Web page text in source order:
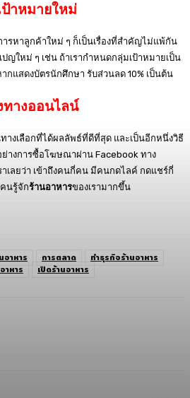
าหมายใหม่
ารหาลูกค้าใหม่ ๆ ก็เป็นเรื่องที่สำคัญไม่แพ้กัน
ญใหม่ ๆ เช่น ถ้าเรากำหนดกลุ่มเป้าหมายเป็น
กแสดงบัตรนักศึกษา รับส่วนลด 10% เป็นต้น
างออนไลน์
างเลือกที่ได้ผลลัพธ์ที่ดีที่สุด และเป็นอีกหนึ่งวิธี
างการซื้อโฆษณาผ่าน Facebook ทาง
เลยว่า เข้าถึงคนกี่คน มีคนกดไลค์ กดแชร์กี่
นรู้จักร้านอาหารของเรามากขึ้น
อาหาร การตลาด
ทำธุรกิจร้านอาหาร
าหาร เปิดร้านอาหาร